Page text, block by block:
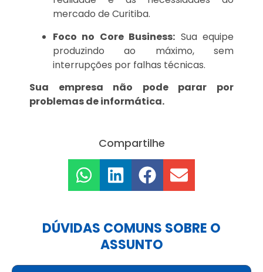
mercado de Curitiba.
Foco no Core Business: Sua equipe
produzindo ao máximo, sem
interrupções por falhas técnicas.
Sua empresa não pode parar por
problemas de informática.
Compartilhe
DÚVIDAS COMUNS SOBRE O
ASSUNTO